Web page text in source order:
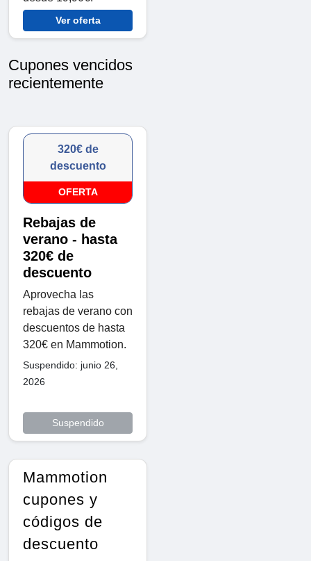
Ver oferta
Cupones vencidos
recientemente
320€ de
descuento
OFERTA
Rebajas de
verano - hasta
320€ de
descuento
Aprovecha las
rebajas de verano con
descuentos de hasta
320€ en Mammotion.
Suspendido: junio 26,
2026
Suspendido
Mammotion
cupones y
códigos de
descuento